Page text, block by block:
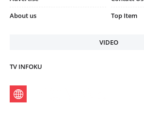
About us
Top Item
VIDEO
TV INFOKU